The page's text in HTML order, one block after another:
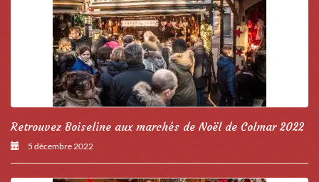
Retrouvez Boiseline aux marchés de Noël de Colmar 2022
5 décembre 2022